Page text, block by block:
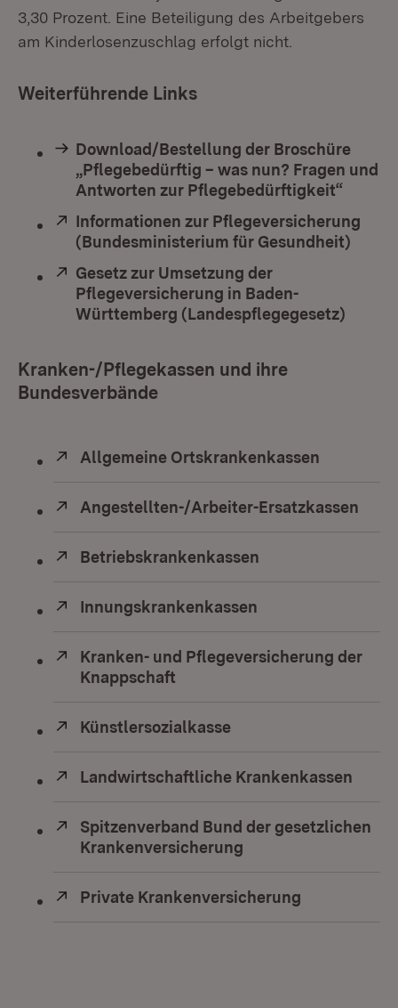
3,30 Prozent. Eine Beteiligung des Arbeitgebers
am Kinderlosenzuschlag erfolgt nicht.
Weiterführende Links
Download/Bestellung der Broschüre
„Pflegebedürftig – was nun? Fragen und
Antworten zur Pflegebedürftigkeit“
Extern:
Informationen zur Pflegeversicherung
(Bundesministerium für Gesundheit)
Extern:
Gesetz zur Umsetzung der
Pflegeversicherung in Baden-
Württemberg (Landespflegegesetz)
Kranken-/Pflegekassen und ihre
Bundesverbände
Extern:
Allgemeine Ortskrankenkassen
Extern:
Angestellten-/Arbeiter-Ersatzkassen
Extern:
Betriebskrankenkassen
Extern:
Innungskrankenkassen
Extern:
Kranken- und Pflegeversicherung der
Knappschaft
Extern:
Künstlersozialkasse
Extern:
Landwirtschaftliche Krankenkassen
Extern:
Spitzenverband Bund der gesetzlichen
Krankenversicherung
Extern:
Private Krankenversicherung